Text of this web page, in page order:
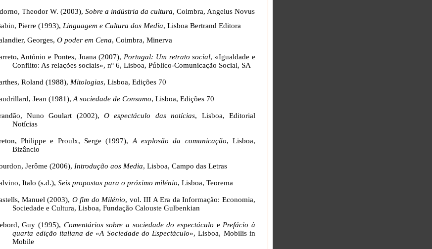
Theodor W. (2003), Sobre a indústria da cultura, Coimbra, Angelus Novus
Pierre (1993), Linguagem e Cultura dos Media, Lisboa Bertrand Editora
Georges, O poder em Cena, Coimbra, Minerva
António e Pontes, Joana (2007), Portugal: Um retrato social, «Igualdade e
Conflito: As relações sociais», nº 6, Lisboa, Público-Comunicação Social, SA
Roland (1988), Mitologias, Lisboa, Edições 70
Jean (1981), A sociedade de Consumo, Lisboa, Edições 70
Nuno Goulart (2002),O espectáculo das notícias, Lisboa, Editorial
Notícias
Philippe e Proulx, Serge (1997), A explosão da comunicação, Lisboa,
Bizâncio
Jerôme (2006), Introdução aos Media, Lisboa, Campo das Letras
Italo (s.d.), Seis propostas para o próximo milénio, Lisboa, Teorema
Manuel (2003), O fim do Milénio, vol. III A Era da Informação: Economia,
Sociedade e Cultura, Lisboa, Fundação CalousteGulbenkian
Guy (1995), Comentários sobre a sociedade do espectáculo e Prefácio à
quarta edição italiana de «A Sociedade do Espectáculo», Lisboa, Mobilis in
Mobile